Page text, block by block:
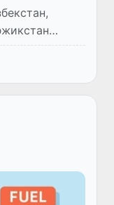
болып